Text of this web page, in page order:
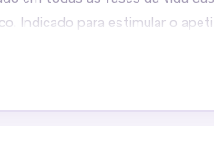
Indicado para estimular o